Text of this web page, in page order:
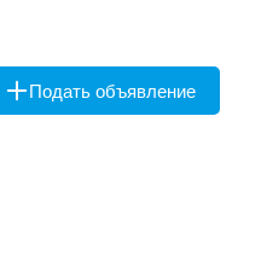
Подать объявление